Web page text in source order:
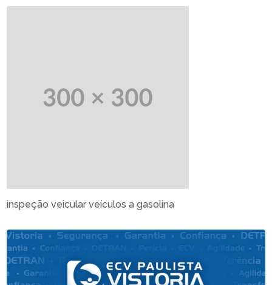
inspeção veicular veículos a gasolina